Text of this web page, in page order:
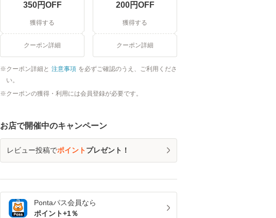
350円OFF
獲得する
クーポン詳細
200円OFF
獲得する
クーポン詳細
クーポン詳細と 注意事項 を必ずご確認のうえ、ご利用くださ
い。
クーポンの獲得・利用には会員登録が必要です。
お店で開催中のキャンペーン
レビュー投稿でポイントプレゼント！
Pontaパス会員なら
ポイント+1％